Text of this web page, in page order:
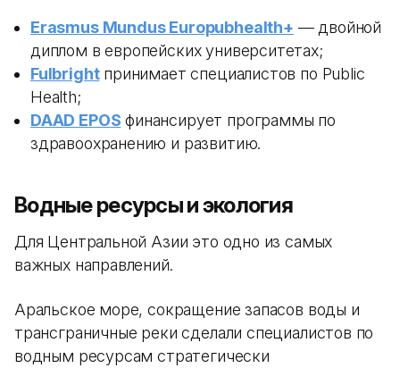
Erasmus Mundus Europubhealth+ — двойной
диплом в европейских университетах;
Fulbrightпринимает специалистов по Public
Health;
DAAD EPOS финансирует программы по
здравоохранению и развитию.
Водные ресурсы и экология
Для Центральной Азии это одно из самых
важных направлений.
Аральское море, сокращение запасов воды и
трансграничные реки сделали специалистов по
водным ресурсам стратегически